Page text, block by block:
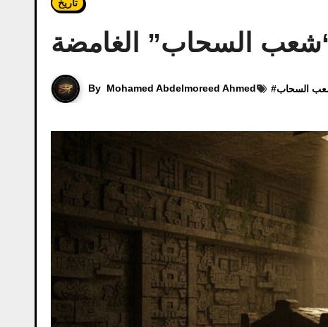
تاريخ
السحاب” الغامضة
By Mohamed Abdelmoreed Ahmed #السحاب